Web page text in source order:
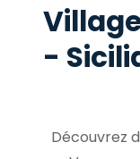
-
Découvrez